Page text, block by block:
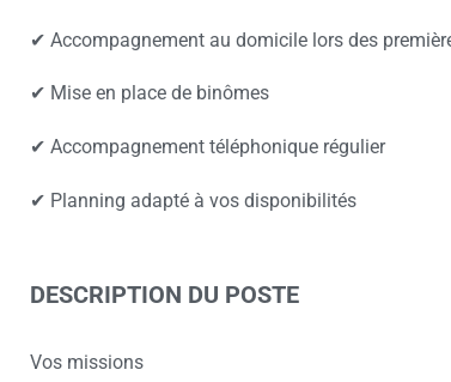
✔ Accompagnement au domicile lors des
✔ Mise en place de binômes
✔ Accompagnement téléphonique régulier
✔ Planning adapté à vos disponibilités
DESCRIPTION DU POSTE
Vos missions